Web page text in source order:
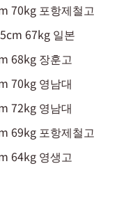
70kg 포항제철고
67kg 일본
68kg 장훈고
70kg 영남대
72kg 영남대
69kg 포항제철고
64kg 영생고